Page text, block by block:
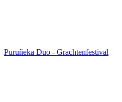
Puruñeka Duo - Grachtenfestival